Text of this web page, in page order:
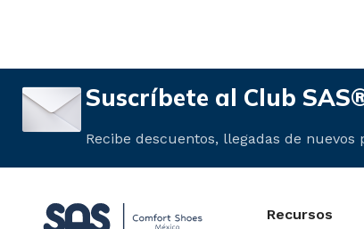
Suscríbete al Club
Recibe descuentos, llegadas de
Recursos